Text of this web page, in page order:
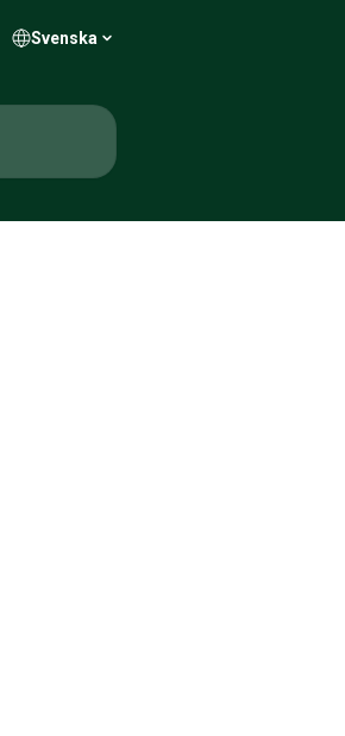
Svenska